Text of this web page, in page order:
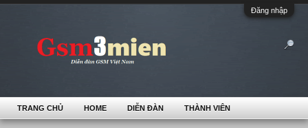
Đăng nhập
TRANG CHỦ HOME DIỄN ĐÀN THÀNH VIÊN